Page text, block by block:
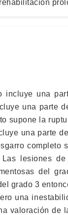
incluye una
una parte
supone la
una parte
completo
lesiones
del
grado 3
una
valoración de